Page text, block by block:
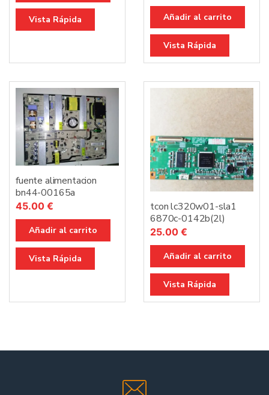
Vista Rápida Añadir al carrito
Vista Rápida
fuente alimentacion
bn44-00165a
45.00 €
Añadir al carrito
Vista Rápida
tcon lc320w01-sla1
6870c-0142b(2l)
25.00 €
Añadir al carrito
Vista Rápida